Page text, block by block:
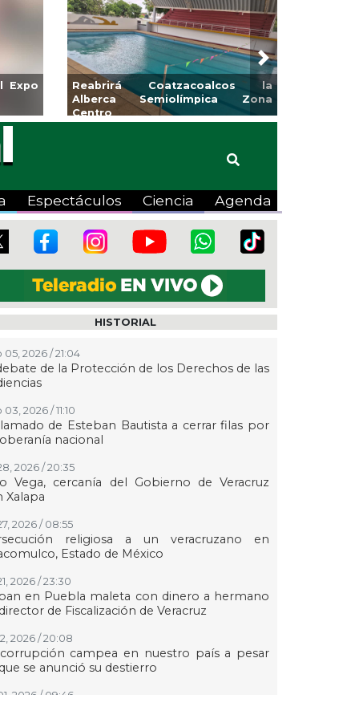
para la
Emprendedores de Xalapa
exponen en Mercadito
Bicentenario
Next
Espectáculos Ciencia Agenda
HISTORIAL
05, 2026 / 21:04
de la Protección de los Derechos de las
2026 / 11:10
de Esteban Bautista a cerrar filas por
nacional
2026 / 20:35
Vega, cercanía del Gobierno de Veracruz
Xalapa
2026 / 08:55
religiosa a un veracruzano en
Estado de México
2026 / 23:30
en Puebla maleta con dinero a hermano
de Fiscalización de Veracruz
2026 / 20:08
campea en nuestro país a pesar
se anunció su destierro
2026 / 09:46